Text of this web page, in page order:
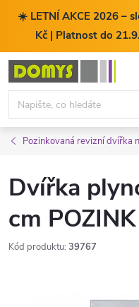
☀️ LETNÍ AKCE 2026 –
Kč | Platnost do
Přejít
obsah
Pozinkovaná revizní dvířka
Dvířka
cm POZINK
Kód produktu: 39767